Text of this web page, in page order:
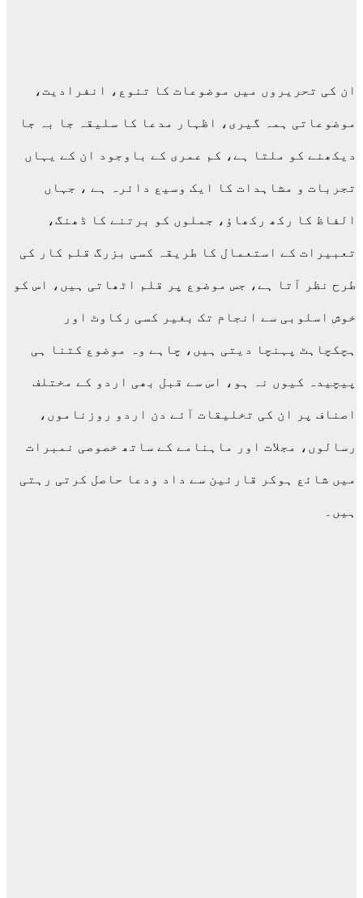
ان کی تحریروں میں موضوعات کا تنوع، انفرادیت،
موضوعاتی ہمہ گیری، اظہار مدعا کا سلیقہ جا بہ جا
دیکھنے کو ملتا ہے، کم عمری کے باوجود ان کے یہاں
تجربات و مشاہدات کا ایک وسیع دائرہ ہے ، جہاں
الفاظ کا رکھ رکھاؤ، جملوں کو برتنے کا ڈھنگ،
تعبیرات کے استعمال کا طریقہ کسی بزرگ قلم کار کی
طرح نظر آتا ہے، جس موضوع پر قلم اٹھاتی ہیں، اس کو
خوش اسلوبی سے انجام تک بغیر کسی رکاوٹ اور
ہچکچاہٹ پہنچا دیتی ہیں، چاہے وہ موضوع کتنا ہی
پیچیدہ کیوں نہ ہو، اس سے قبل بھی اردو کے مختلف
اصناف پر ان کی تخلیقات آئے دن اردو روزناموں،
رسالوں، مجلات اور ماہنامے کے ساتھ خصوصی نمبرات
میں شائع ہوکر قارئین سے داد ودعا حاصل کرتی رہتی
ہیں۔